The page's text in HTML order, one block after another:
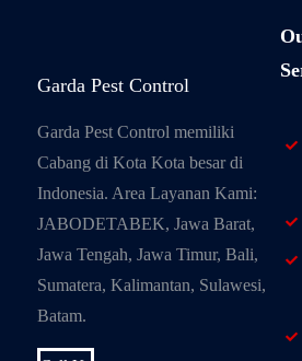
Garda Pest Control
Garda Pest Control memiliki
Cabang di Kota Kota besar di
Indonesia. Area Layanan Kami:
JABODETABEK, Jawa Barat,
Jawa Tengah, Jawa Timur, Bali,
Sumatera, Kalimantan, Sulawesi,
Batam.